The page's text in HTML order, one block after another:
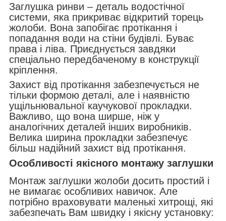
Заглушка ринви – деталь водостічної
системи, яка прикриває відкритий торець
жолоби. Вона запобігає протікання і
попадання води на стіни будівлі. Буває
права і ліва. Приєднується завдяки
спеціально передбаченому в конструкції
кріплення.
Захист від протікання забезпечується не
тільки формою деталі, але і наявністю
ущільнювальної каучукової прокладки.
Важливо, що вона ширше, ніж у
аналогічних деталей інших виробників.
Велика ширина прокладки забезпечує
більш надійний захист від протікання.
Особливості якісного монтажу заглушки
Монтаж заглушки жолоби досить простий і
не вимагає особливих навичок. Але
потрібно враховувати маленькі хитрощі, які
забезпечать Вам швидку і якісну установку: